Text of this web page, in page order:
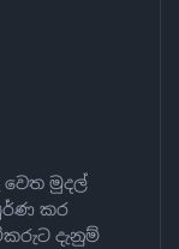
මුදල්
කර
දැනුම්